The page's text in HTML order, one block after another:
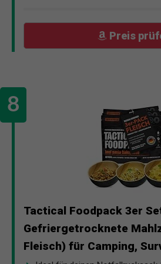
Preis
Tactical Foodpack 3er
Gefriergetrocknete
Fleisch) für Camping,